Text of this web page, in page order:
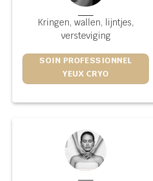
Kringen, wallen, lijntjes,
versteviging
SOIN PROFESSIONNEL
YEUX CRYO